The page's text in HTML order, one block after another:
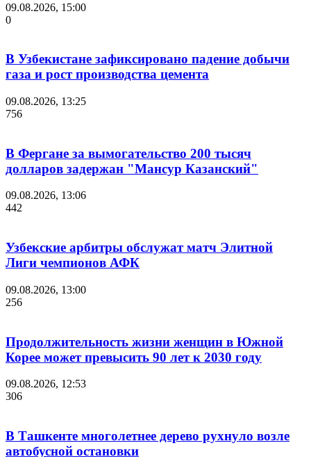
09.08.2026, 15:00
0
В Узбекистане зафиксировано падение добычи
газа и рост производства цемента
09.08.2026, 13:25
756
В Фергане за вымогательство 200 тысяч
долларов задержан "Мансур Казанский"
09.08.2026, 13:06
442
Узбекские арбитры обслужат матч Элитной
Лиги чемпионов АФК
09.08.2026, 13:00
256
Продолжительность жизни женщин в Южной
Корее может превысить 90 лет к 2030 году
09.08.2026, 12:53
306
В Ташкенте многолетнее дерево рухнуло возле
автобусной остановки